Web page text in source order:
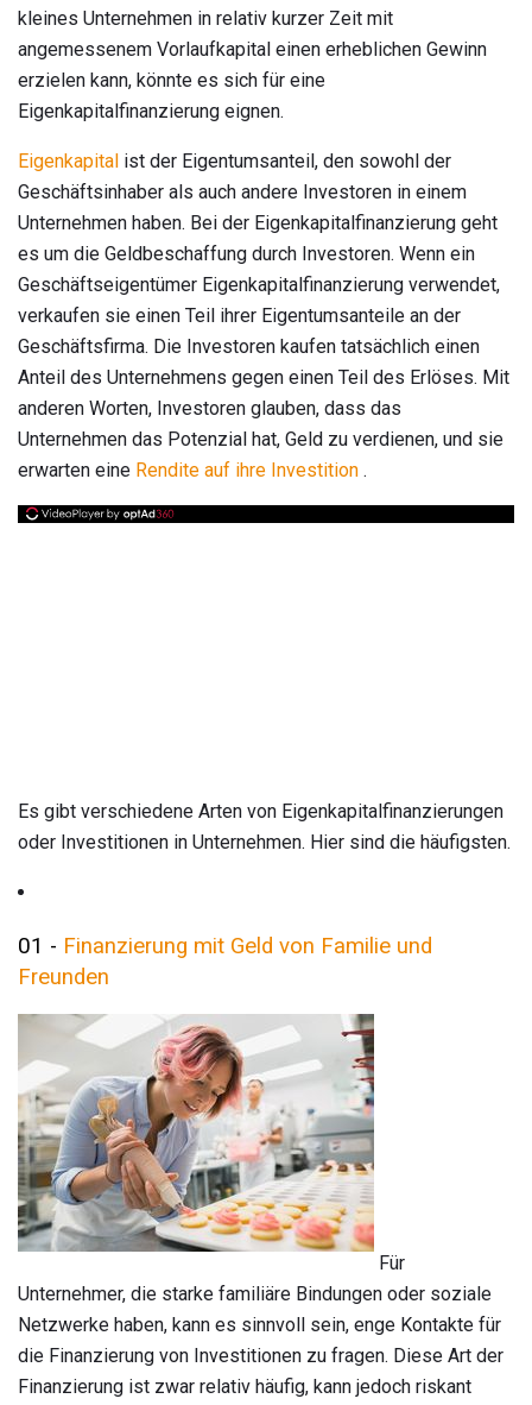
kleines Unternehmen in relativ kurzer Zeit mit
angemessenem Vorlaufkapital einen erheblichen Gewinn
erzielen kann, könnte es sich für eine
Eigenkapitalfinanzierung eignen.
Eigenkapital ist der Eigentumsanteil, den sowohl der
Geschäftsinhaber als auch andere Investoren in einem
Unternehmen haben. Bei der Eigenkapitalfinanzierung geht
es um die Geldbeschaffung durch Investoren. Wenn ein
Geschäftseigentümer Eigenkapitalfinanzierung verwendet,
verkaufen sie einen Teil ihrer Eigentumsanteile an der
Geschäftsfirma. Die Investoren kaufen tatsächlich einen
Anteil des Unternehmens gegen einen Teil des Erlöses. Mit
anderen Worten, Investoren glauben, dass das
Unternehmen das Potenzial hat, Geld zu verdienen, und sie
erwarten eine Rendite auf ihre Investition .
Es gibt verschiedene Arten von Eigenkapitalfinanzierungen
oder Investitionen in Unternehmen. Hier sind die häufigsten.
01 - Finanzierung mit Geld von Familie und
Freunden
Für
Unternehmer, die starke familiäre Bindungen oder soziale
Netzwerke haben, kann es sinnvoll sein, enge Kontakte für
die Finanzierung von Investitionen zu fragen. Diese Art der
Finanzierung ist zwar relativ häufig, kann jedoch riskant